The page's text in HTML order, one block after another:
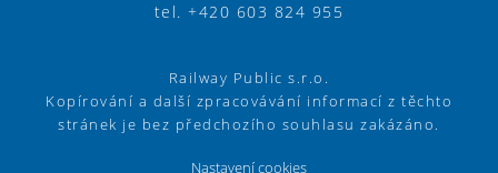
tel. +420 603 824 955
Railway Public s.r.o.
Kopírování a další zpracovávání informací z těchto
stránek je bez předchozího souhlasu zakázáno.
Nastavení cookies